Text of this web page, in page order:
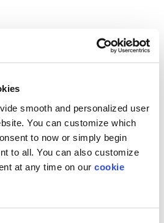
smooth and personalized user
You can customize which
to now or simply begin
to all. You can also customize
at any time on our cookie
adattati
gli elementi dei tuoi grafici per
create in InDesign.